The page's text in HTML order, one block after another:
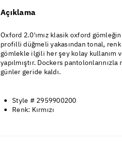
Açıklama
Oxford 2.0'ımız klasik oxford
profilli düğmeli yakasından tonal,
gömlekle ilgili her şey kolay kullanım
yapılmıştır. Dockers
günler geride kaldı.
Style # 2959900200
Renk: Kırmızı